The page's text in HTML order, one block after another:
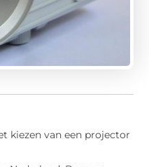
kiezen van een projector